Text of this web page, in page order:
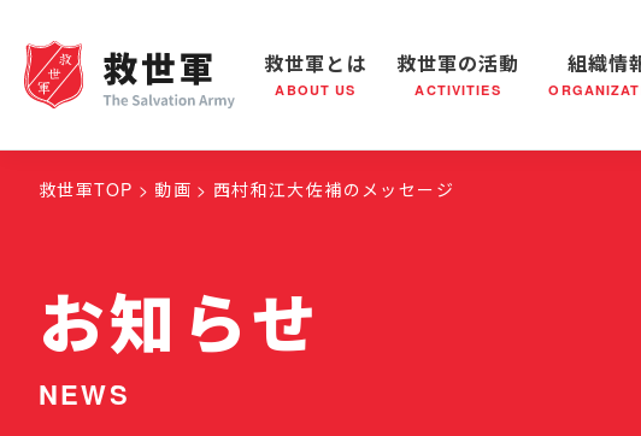
救世軍とは
ABOUT US
救世軍とは 世界が抱えている社会問題 救世軍の成り立ち
救世軍の活動
ACTIVITIES
救世軍の活動 社会鍋 社会
組織情
組織概要 全国の
救世軍TOP 動画 西村和江大佐補のメッセージ
お知らせ
NEWS